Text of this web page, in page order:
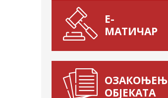
Е-
МАТИЧАР
ОБЈЕКАТА